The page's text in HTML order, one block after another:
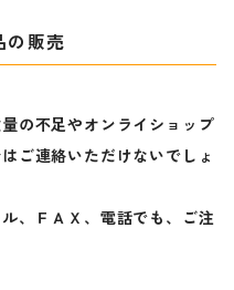
の販売
の不足やオンライショップ
ご連絡いただけないでしょ
、ＦＡＸ、電話でも、ご注